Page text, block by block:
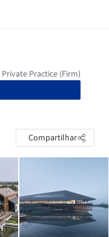
Compartilhar